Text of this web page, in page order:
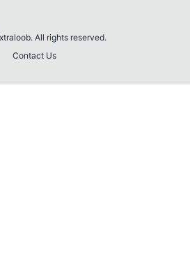
All rights reserved.
Contact Us